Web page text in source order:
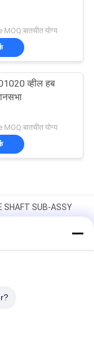
योग्य
व्हील हब
योग्य
SUB-ASSY
TRITON के लिए
ACCORD IV के लिए